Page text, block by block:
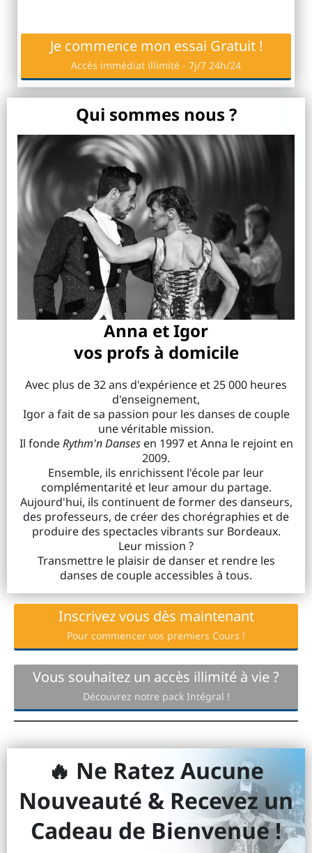
Je commence mon essai Gratuit !
Accès immédiat illimité - 7j/7 24h/24
Qui sommes nous ?
Anna et Igor
vos profs à domicile
Avec plus de 32 ans d'expérience et 25 000 heures
d'enseignement,
Igor a fait de sa passion pour les danses de couple
une véritable mission.
Il fondeRythm'n Dansesen 1997 et Anna le rejoint en
2009.
Ensemble, ils enrichissent l'école par leur
complémentarité et leur amour du partage.
Aujourd'hui, ils continuent de former des danseurs,
des professeurs, de créer des chorégraphies et de
produire des spectacles vibrants sur Bordeaux.
Leur mission ?
Transmettre le plaisir de danser et rendre les
danses de couple accessibles à tous.
Inscrivez vous dès maintenant
Pour commencer vos premiers Cours !
Vous souhaitez un accès illimité à vie ?
Découvrez notre pack Intégral !
🔥 Ne Ratez Aucune
Nouveauté & Recevez un
Cadeau de Bienvenue !